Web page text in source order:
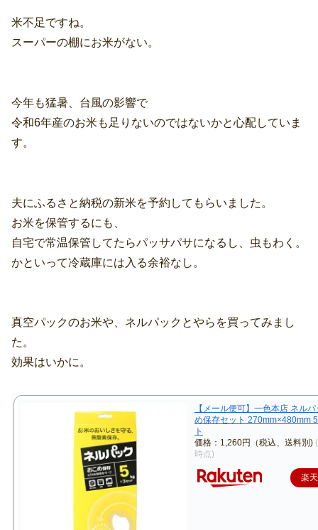
米不足ですね。
スーパーの棚にお米がない。
今年も猛暑、台風の影響で
令和6年産のお米も足りないのではないかと心配していま
す。
夫にふるさと納税の新米を予約してもらいました。
お米を保管するにも、
自宅で常温保管してたらパッサパサになるし、虫もわく。
かといって冷蔵庫には入る余裕なし。
真空パックのお米や、ネルパックとやらを買ってみまし
た。
効果はいかに。
【メール便可】一色本店 ネル
め保存セット 270mm×480mm
ト
価格：1,260円（税込、送料別)
時点)
楽